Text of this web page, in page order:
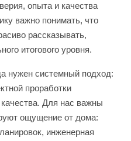
опыта и качества
важно понимать, что
рассказывать,
итогового уровня.
нужен системный подход:
проработки
Для нас важны
ощущение от дома:
инженерная